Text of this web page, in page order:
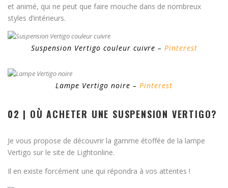
et animé, qui ne peut que faire mouche dans de nombreux
styles d’intérieurs.
Suspension Vertigo couleur cuivre – Pinterest
Lampe Vertigo noire – Pinterest
02 | OÙ ACHETER UNE SUSPENSION VERTIGO?
Je vous propose de découvrir la gamme étoffée de la lampe
Vertigo sur le site de Lightonline.
Il en existe forcément une qui répondra à vos attentes !